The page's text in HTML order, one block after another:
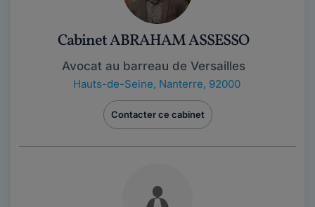
Cabinet ABRAHAM ASSESSO
Avocat au barreau de Versailles
Hauts-de-Seine, Nanterre, 92000
Contacter ce cabinet